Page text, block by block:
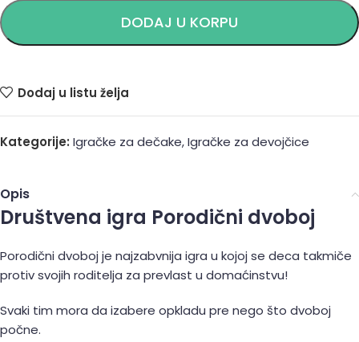
DODAJ U KORPU
Dodaj u listu želja
Kategorije: Igračke za dečake,Igračke za devojčice
Opis
Društvena igra Porodični dvoboj
Porodični dvoboj je najzabvnija igra u kojoj se deca takmiče
protiv svojih roditelja za prevlast u domaćinstvu!
Svaki tim mora da izabere opkladu pre nego što dvoboj
počne.